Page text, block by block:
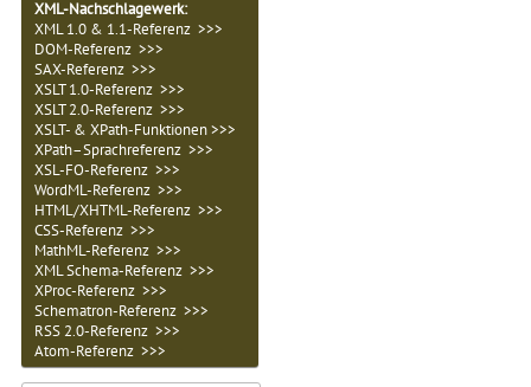
XML-Nachschlagewerk:
XML 1.0 & 1.1-Referenz >>>
DOM-Referenz >>>
SAX-Referenz >>>
XSLT 1.0-Referenz >>>
XSLT 2.0-Referenz >>>
XSLT- & XPath-Funktionen >>>
XPath–Sprachreferenz >>>
XSL-FO-Referenz >>>
WordML-Referenz >>>
HTML/XHTML-Referenz >>>
CSS-Referenz >>>
MathML-Referenz >>>
XML Schema-Referenz >>>
XProc-Referenz >>>
Schematron-Referenz >>>
RSS 2.0-Referenz >>>
Atom-Referenz >>>